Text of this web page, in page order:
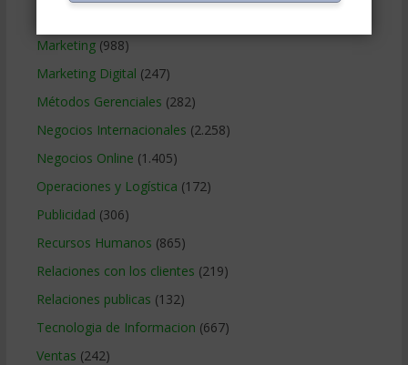
Marketing(988)
Marketing Digital (247)
Métodos Gerenciales (282)
Negocios Internacionales (2.258)
Negocios Online (1.405)
Operaciones y Logística (172)
Publicidad (306)
Recursos Humanos (865)
Relaciones con los clientes (219)
Relaciones publicas (132)
Tecnologia de Informacion (667)
Ventas (242)